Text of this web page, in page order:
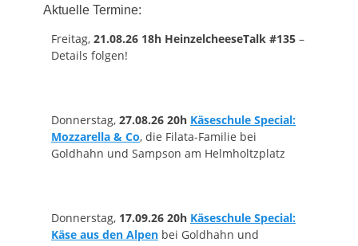
Aktuelle Termine:
Freitag, 21.08.26 18h HeinzelcheeseTalk #135 –
Details folgen!
Donnerstag, 27.08.26 20h Käseschule Special:
Mozzarella & Co, die Filata-Familie bei
Goldhahn und Sampson am Helmholtzplatz
Donnerstag, 17.09.26 20h Käseschule Special:
Käse aus den Alpen bei Goldhahn und